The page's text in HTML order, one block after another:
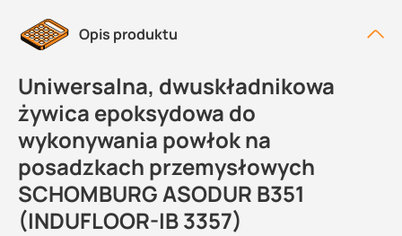
Opis produktu
Uniwersalna, dwuskładnikowa
żywica epoksydowa do
wykonywania powłok na
posadzkach przemysłowych
SCHOMBURG ASODUR B351
(INDUFLOOR-IB 3357)